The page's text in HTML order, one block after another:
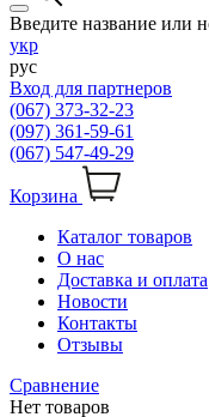
Введите название или
укр
рус
Вход для партнеров
(067) 373-32-23
(097) 361-59-61
(067) 547-49-29
Корзина
Каталог товаров
О нас
Доставка и оплата
Новости
Контакты
Отзывы
Сравнение
Нет товаров